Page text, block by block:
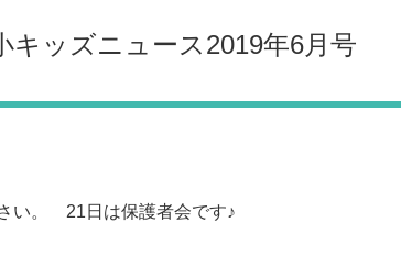
キッズニュース2019年6月号
い。 21日は保護者会です♪